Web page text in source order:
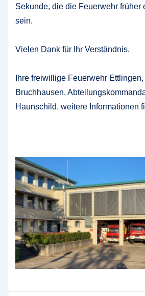
Sekunde, die die Feuerwehr früher
sein.
Vielen Dank für Ihr Verständnis.
Ihre freiwillige Feuerwehr
Bruchhausen,
Haunschild, weitere Informationen